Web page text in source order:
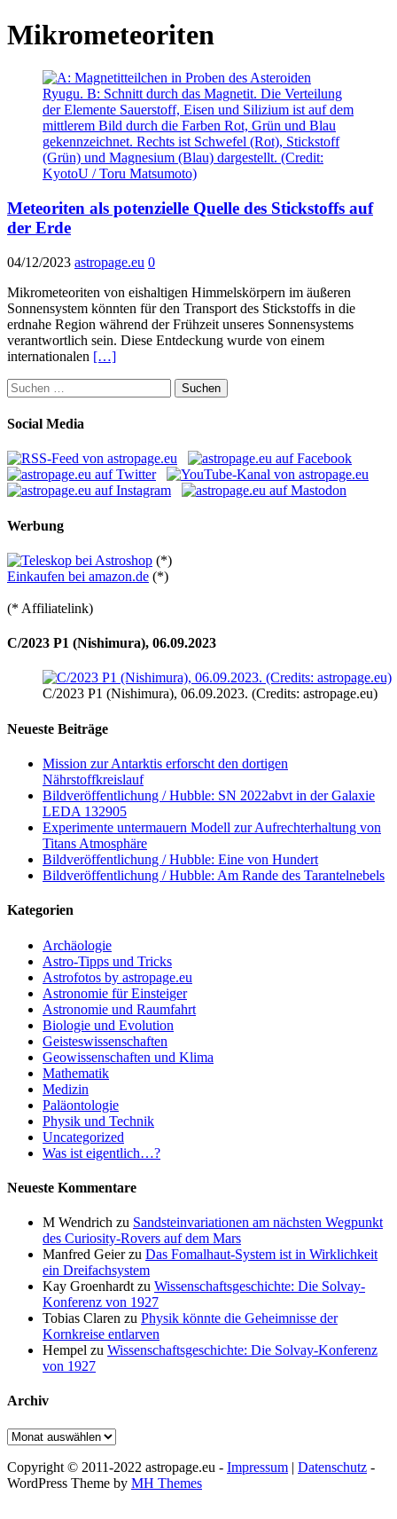
Mikrometeoriten
Meteoriten als potenzielle Quelle des Stickstoffs auf
der Erde
04/12/2023 astropage.eu 0
Mikrometeoriten von eishaltigen Himmelskörpern im äußeren
Sonnensystem könnten für den Transport des Stickstoffs in die
erdnahe Region während der Frühzeit unseres Sonnensystems
verantwortlich sein. Diese Entdeckung wurde von einem
internationalen […]
Suchen
nach:
Social Media
Werbung
(*)
Einkaufen bei amazon.de (*)
(* Affiliatelink)
C/2023 P1 (Nishimura), 06.09.2023
C/2023 P1 (Nishimura), 06.09.2023. (Credits: astropage.eu)
Neueste Beiträge
Mission zur Antarktis erforscht den dortigen
Nährstoffkreislauf
Bildveröffentlichung / Hubble: SN 2022abvt in der Galaxie
LEDA 132905
Experimente untermauern Modell zur Aufrechterhaltung von
Titans Atmosphäre
Bildveröffentlichung / Hubble: Eine von Hundert
Bildveröffentlichung / Hubble: Am Rande des Tarantelnebels
Kategorien
Archäologie
Astro-Tipps und Tricks
Astrofotos by astropage.eu
Astronomie für Einsteiger
Astronomie und Raumfahrt
Biologie und Evolution
Geisteswissenschaften
Geowissenschaften und Klima
Mathematik
Medizin
Paläontologie
Physik und Technik
Uncategorized
Was ist eigentlich…?
Neueste Kommentare
M Wendrich zu Sandsteinvariationen am nächsten Wegpunkt
des Curiosity-Rovers auf dem Mars
Manfred Geierzu Das Fomalhaut-System ist in Wirklichkeit
ein Dreifachsystem
Kay Groenhardt zu Wissenschaftsgeschichte: Die Solvay-
Konferenz von 1927
Tobias Claren zu Physik könnte die Geheimnisse der
Kornkreise entlarven
Hempel zu Wissenschaftsgeschichte: Die Solvay-Konferenz
von 1927
Archiv
Archiv
Copyright © 2011-2022 astropage.eu - Impressum | Datenschutz -
WordPress Theme by MH Themes